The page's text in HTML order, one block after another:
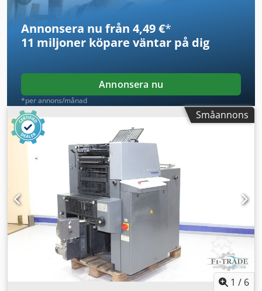
Annonsera nu från 4,49 €*
11 miljoner köpare väntar på dig
Annonsera nu
*per annons/månad
Småannons
1 / 6